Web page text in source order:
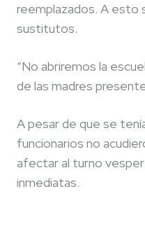
reemplazados. A esto
sustitutos.
“No abriremos la
de las madres
A pesar de que se
funcionarios no
afectar al turno
inmediatas.